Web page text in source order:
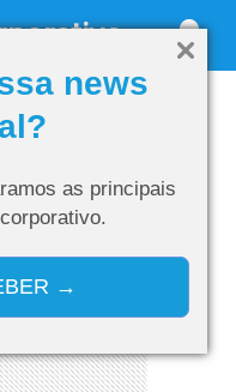
news
as principais
→